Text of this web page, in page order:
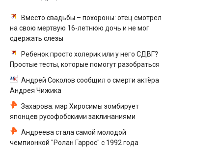
Вместо свадьбы – похороны: отец смотрел
на свою мертвую 16-летнюю дочь и не мог
сдержать слезы
Ребенок просто холерик или у него СДВГ?
Простые тесты, которые помогут разобраться
Андрей Соколов сообщил о смерти актёра
Андрея Чижика
Захарова: мэр Хиросимы зомбирует
японцев русофобскими заклинаниями
Андреева стала самой молодой
чемпионкой "Ролан Гаррос" с 1992 года